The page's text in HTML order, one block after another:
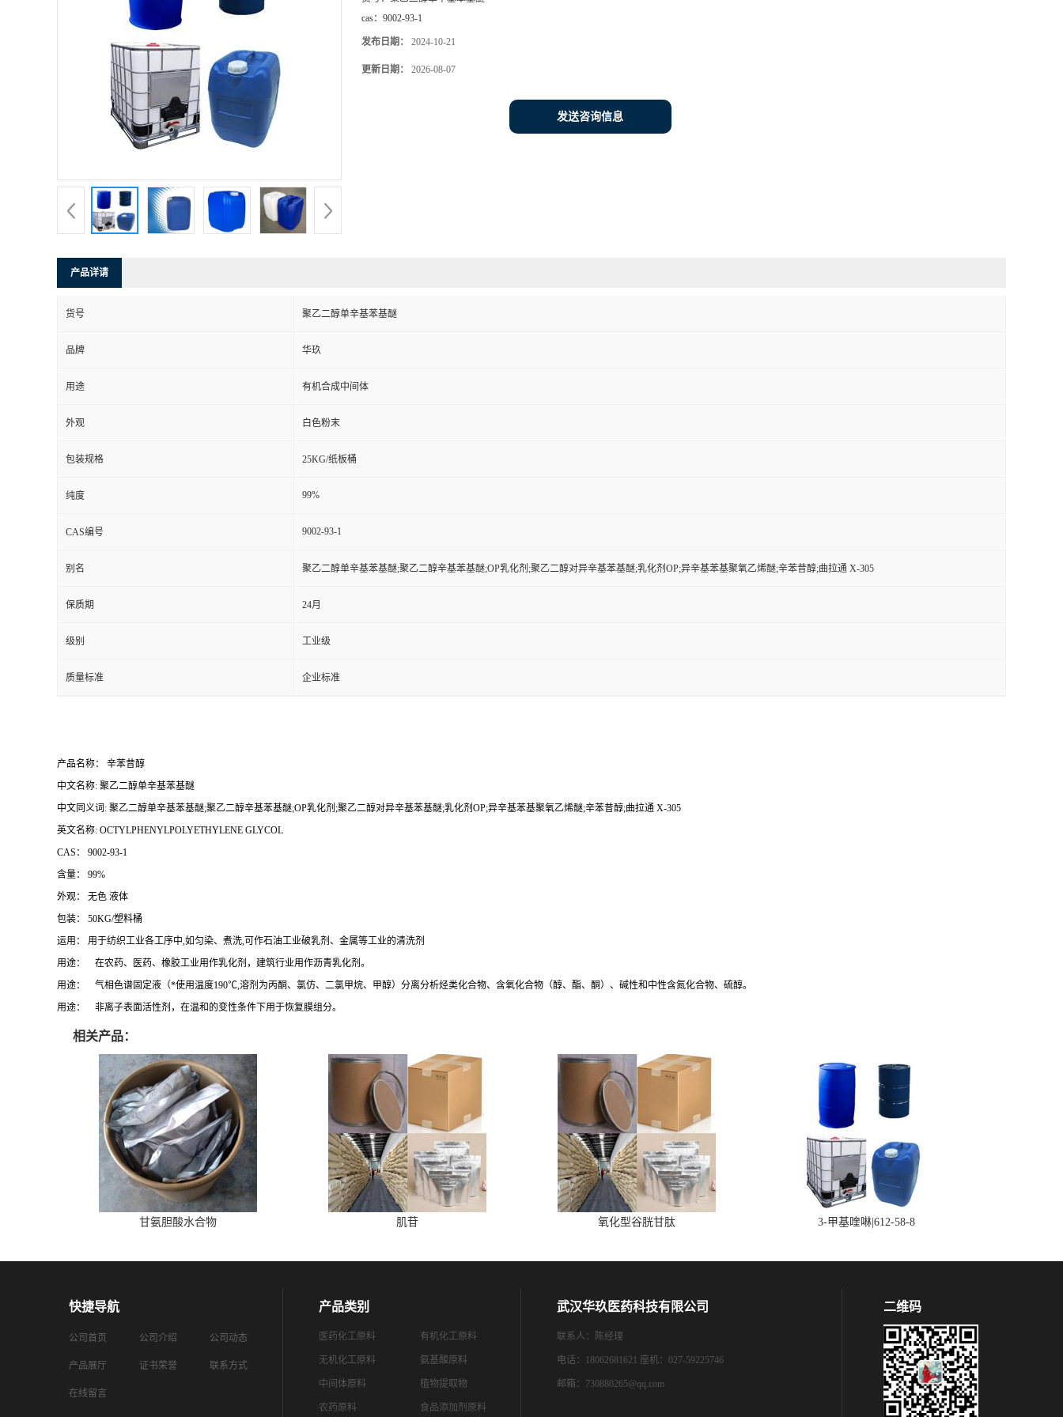
cas： 9002-93-1
发布日期： 2024-10-21
更新日期： 2026-08-07
发送咨询信息
产品详请
货号 聚乙二醇单辛基苯基醚
品牌 华玖
用途 有机合成中间体
外观 白色粉末
包装规格 25KG/纸板桶
纯度 99%
CAS编号 9002-93-1
别名 聚乙二醇单辛基苯基醚;聚乙二醇辛基苯基醚;OP乳化剂;聚乙二醇对异辛基苯基醚;乳化剂OP;异辛基苯基聚氧乙烯醚;辛苯昔醇;曲拉通 X-305
保质期 24月
级别 工业级
质量标准 企业标准
产品名称： 辛苯昔醇
中文名称: 聚乙二醇单辛基苯基醚
中文同义词: 聚乙二醇单辛基苯基醚;聚乙二醇辛基苯基醚;OP乳化剂;聚乙二醇对异辛基苯基醚;乳化剂OP;异辛基苯基聚氧乙烯醚;辛苯昔醇;曲拉通 X-305
英文名称: OCTYLPHENYLPOLYETHYLENE GLYCOL
CAS： 9002-93-1
含量： 99%
外观： 无色 液体
包装： 50KG/塑料桶
运用： 用于纺织工业各工序中,如匀染、煮洗,可作石油工业破乳剂、金属等工业的清洗剂
用途： 在农药、医药、橡胶工业用作乳化剂，建筑行业用作沥青乳化剂。
用途： 气相色谱固定液（*使用温度190℃,溶剂为丙酮、氯仿、二氯甲烷、甲醇）分离分析烃类化合物、含氧化合物（醇、酯、酮）、碱性和中性含氮化合物、硫醇。
用途： 非离子表面活性剂，在温和的变性条件下用于恢复膜组分。
相关产品：
甘氨胆酸水合物 肌苷 氧化型谷胱甘肽 3-甲基喹啉|612-58-8
快捷导航
公司首页 公司介绍 公司动态
产品展厅 证书荣誉 联系方式
在线留言
产品类别
医药化工原料 有机化工原料
无机化工原料 氨基酸原料
中间体原料 植物提取物
农药原料 食品添加剂原料
武汉华玖医药科技有限公司
联系人：陈经理
电话：18062681621 座机：027-59225746
邮箱： 730880265@qq.com
二维码